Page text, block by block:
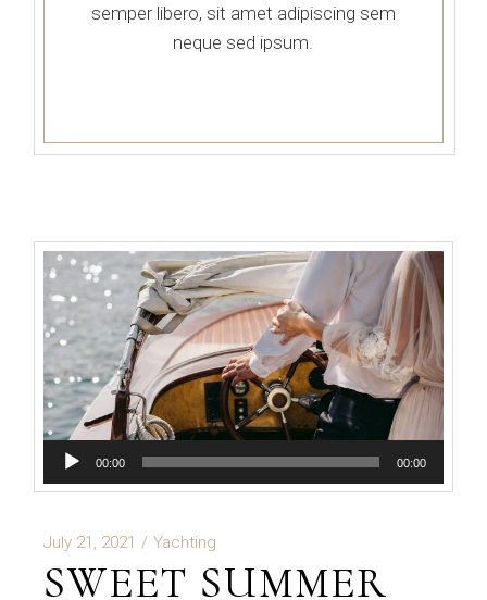
semper libero, sit amet adipiscing sem
neque sed ipsum.
Audio
Player
00:00 00:00
July 21, 2021 Yachting
SWEET SUMMER